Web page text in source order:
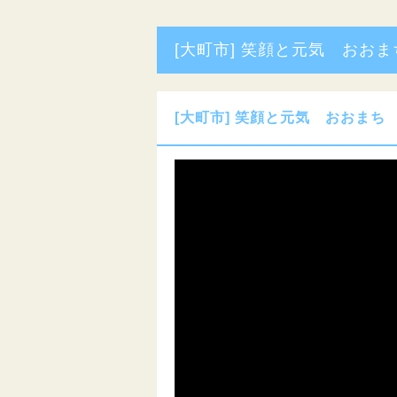
[大町市] 笑顔と元気 おおま
[大町市] 笑顔と元気 おおまち